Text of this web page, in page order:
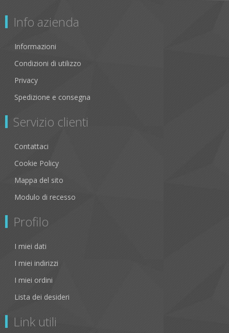
Info azienda
Informazioni
Condizioni di utilizzo
Privacy
Spedizione e consegna
Servizio clienti
Contattaci
Cookie Policy
Mappa del sito
Modulo di recesso
Profilo
I miei dati
I miei indirizzi
I miei ordini
Lista dei desideri
Link utili